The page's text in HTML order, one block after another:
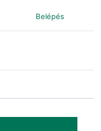
Belépés